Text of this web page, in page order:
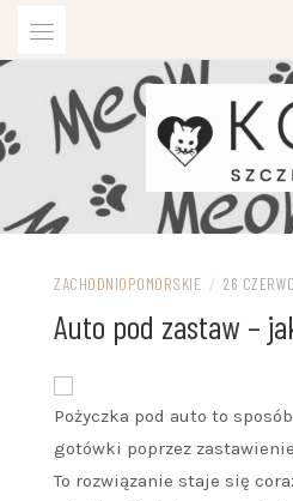
treści
ZACHODNIOPOMORSKIE / 26
Auto pod zastaw –
Pożyczka pod auto to
gotówki poprzez
To rozwiązanie staje się